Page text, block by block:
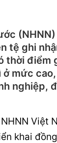
tệ ghi
thời điểm
mức
nghiệp,
Việt
khai